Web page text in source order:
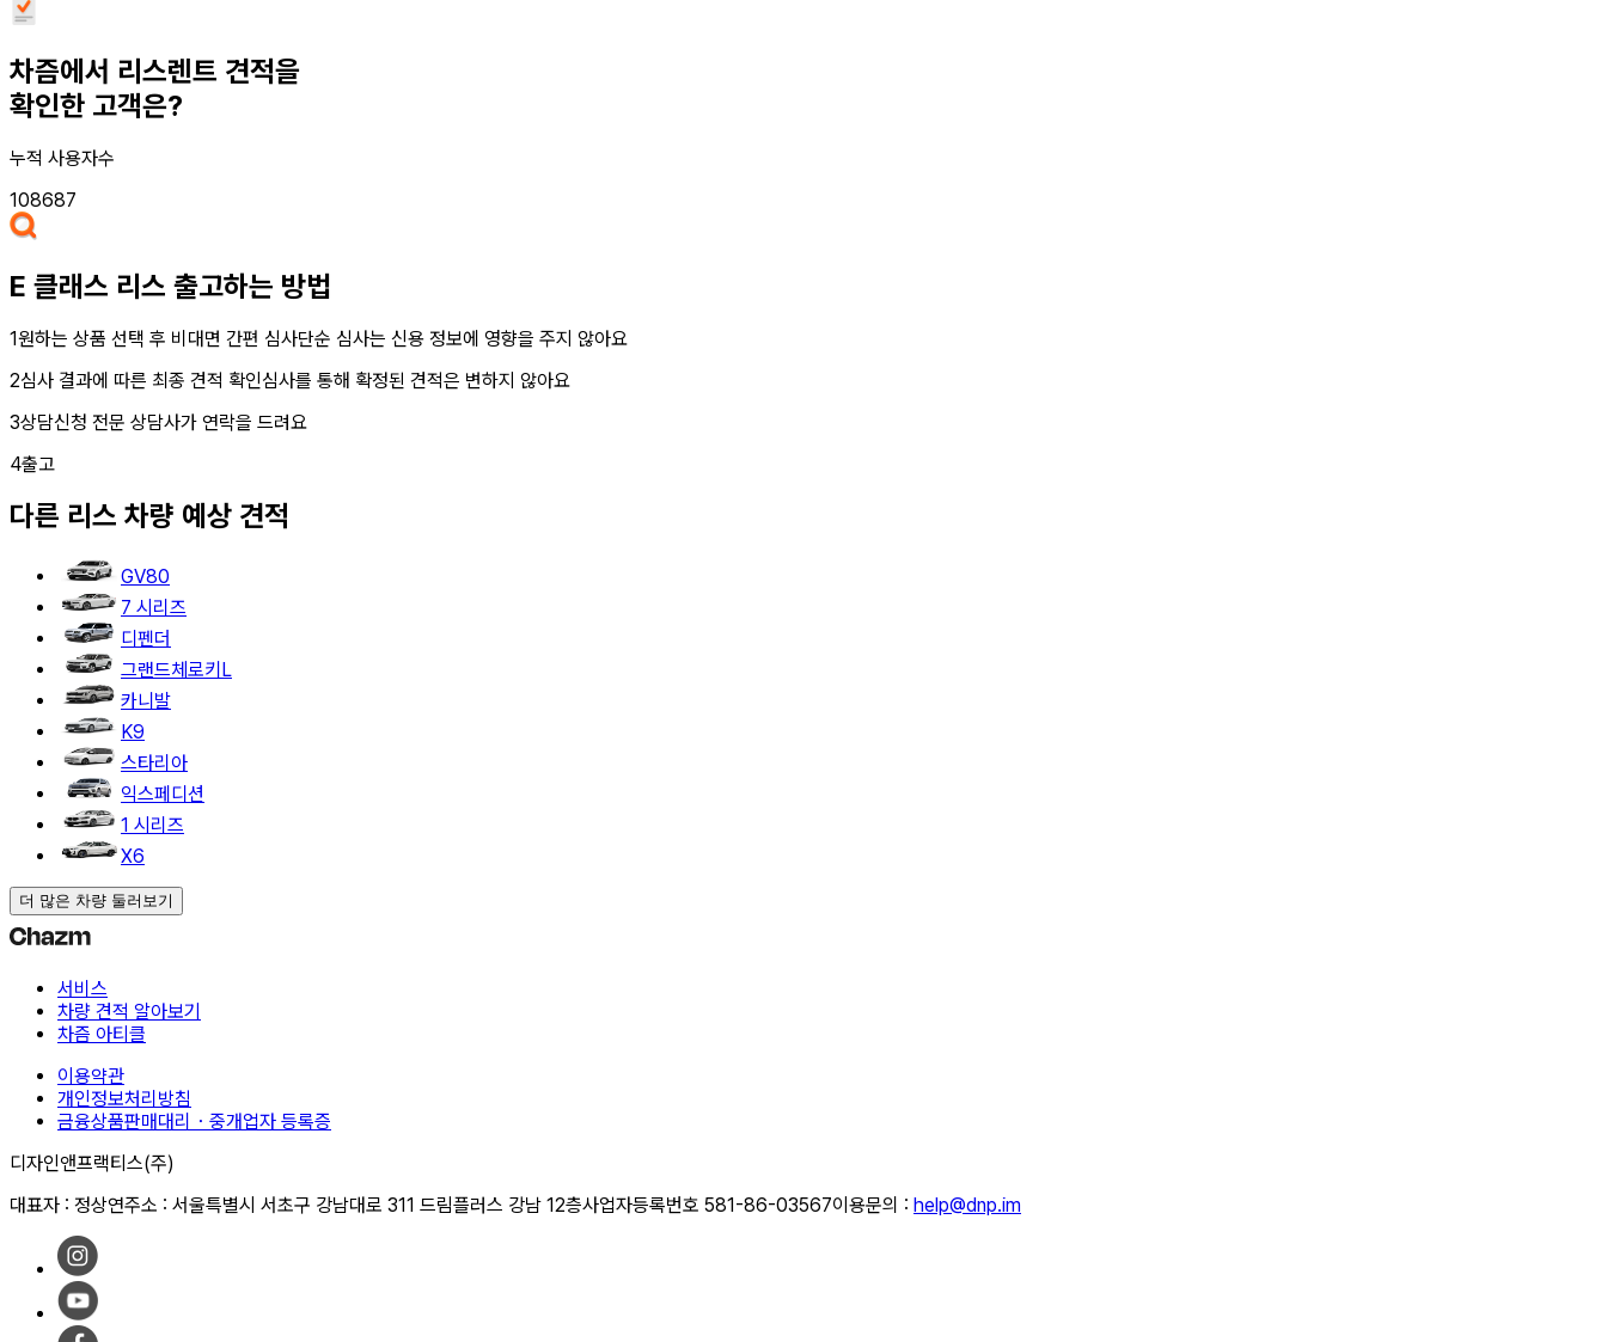
차즘에서 리스렌트 견적을
확인한 고객은?
누적 사용자수
108687
E 클래스 리스 출고하는 방법
1원하는 상품 선택 후 비대면 간편 심사단순 심사는 신용 정보에 영향을 주지 않아요
2심사 결과에 따른 최종 견적 확인심사를 통해 확정된 견적은 변하지 않아요
3상담신청 전문 상담사가 연락을 드려요
4출고
다른 리스 차량 예상 견적
GV80
7 시리즈
디펜더
그랜드체로키L
카니발
K9
스타리아
익스페디션
1 시리즈
X6
더 많은 차량 둘러보기
서비스
차량 견적 알아보기
차즘 아티클
이용약관
개인정보처리방침
금융상품판매대리・중개업자 등록증
디자인앤프랙티스(주)
대표자 : 정상연주소 : 서울특별시 서초구 강남대로 311 드림플러스 강남 12층사업자등록번호 581-86-03567이용문의 : help@dnp.im